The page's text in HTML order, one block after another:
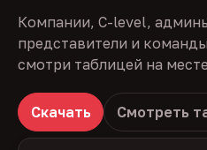
Компании, C-level,
представители и
смотри таблицей на
Скачать Смотреть